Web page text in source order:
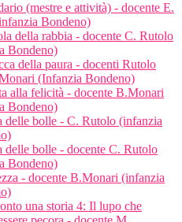
(mestre e attività) - docente E.
Bondeno)
della rabbia - docente C. Rutolo
Bondeno)
della paura - docenti Rutolo
(Infanzia Bondeno)
alla felicità - docente B.Monari
Bondeno)
delle bolle - C. Rutolo (infanzia
delle bolle - docente C. Rutolo
Bondeno)
- docente B.Monari (infanzia
una storia 4: Il lupo che